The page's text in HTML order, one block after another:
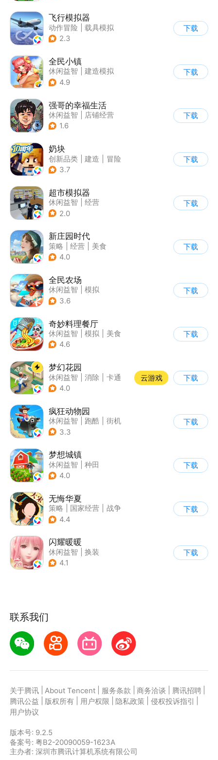
飞行模拟器
动作冒险
载具模拟
| 飞机
2.3
下载
全民小镇
休闲益智
建造模拟
| 卡通
4.9
下载
强哥的幸福生活
休闲益智
店铺经营
| 卡通
1.6
下载
奶块
创新品类 建造
冒险
| 开放世界
3.7
下载
超市模拟器
休闲益智
经营
| 文字游戏
2.0
下载
新庄园时代
策略 经营
美食
| 剧情
4.0
下载
全民农场
休闲益智
模拟
| 田园生活
3.6
下载
奇妙料理餐厅
休闲益智 模拟
美食
| 宝宝巴士
4.6
下载
梦幻花园
休闲益智 消除
卡通
| 创梦天地
4.0
云游戏 下载
疯狂动物园
休闲益智 跑酷
街机
| 像素风
3.3
下载
梦想城镇
休闲益智
种田
| 田园生活
4.0
下载
无悔华夏
策略 国家经营
战争
| 中国风
4.4
下载
闪耀暖暖
休闲益智
换装
| 美少女
4.1
下载
联系我们
关于腾讯 About Tencent 服务条款 商务洽谈 腾讯招聘
腾讯公益
版权所有 用户权限 隐私政策 侵权投诉指引
用户协议
版本号: 9.2.5
备案号: 粤B2-20090059-1623A
主办者: 深圳市腾讯计算机系统有限公司